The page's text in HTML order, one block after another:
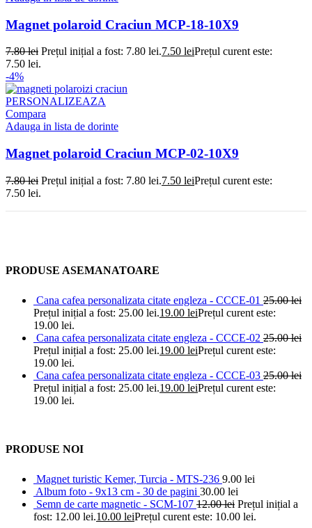
Magnet polaroid Craciun MCP-18-10X9
7.80lei Prețul inițial a fost: 7.80 lei.7.50 leiPrețul curent este:
7.50 lei.
-4%
PERSONALIZEAZA
Compara
Adauga in lista de dorinte
Magnet polaroid Craciun MCP-02-10X9
7.80lei Prețul inițial a fost: 7.80 lei.7.50 leiPrețul curent este:
7.50 lei.
PRODUSE ASEMANATOARE
Cana cafea personalizata citate engleza - CCCE-01 25.00lei
Prețul inițial a fost: 25.00 lei.19.00 leiPrețul curent este:
19.00 lei.
Cana cafea personalizata citate engleza - CCCE-02 25.00lei
Prețul inițial a fost: 25.00 lei.19.00 leiPrețul curent este:
19.00 lei.
Cana cafea personalizata citate engleza - CCCE-03 25.00lei
Prețul inițial a fost: 25.00 lei.19.00 leiPrețul curent este:
19.00 lei.
PRODUSE NOI
Magnet turistic Kemer, Turcia - MTS-236 9.00 lei
Album foto - 9x13 cm - 30 de pagini 30.00 lei
Semn de carte magnetic - SCM-107 12.00lei Prețul inițial a
fost: 12.00 lei.10.00 leiPrețul curent este: 10.00 lei.